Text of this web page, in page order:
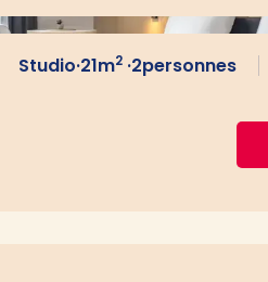
Studio·21m2·2personnes